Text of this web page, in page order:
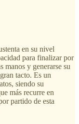
en su nivel
para finalizar por
manos y generarse su
tacto. Es un
siendo su
más recurre en
partido de esta